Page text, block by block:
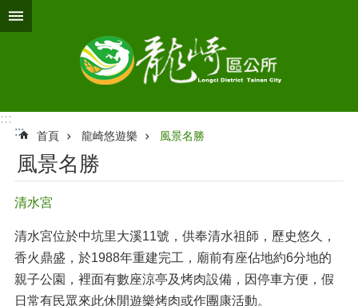
跳到主要內容區塊
:::
:::
首頁 龍崎悠遊樂 風景名勝
風景名勝
清水宮
清水宮位於中坑里大溪11號，供奉清水祖師，歷史悠久，
香火鼎盛，於1988年重建完工，廟前有座佔地約6分地的
親子公園，裡面有數座涼亭及烤肉設備，因停車方便，假
日常有民眾來此休閒遊樂烤肉或作團康活動。